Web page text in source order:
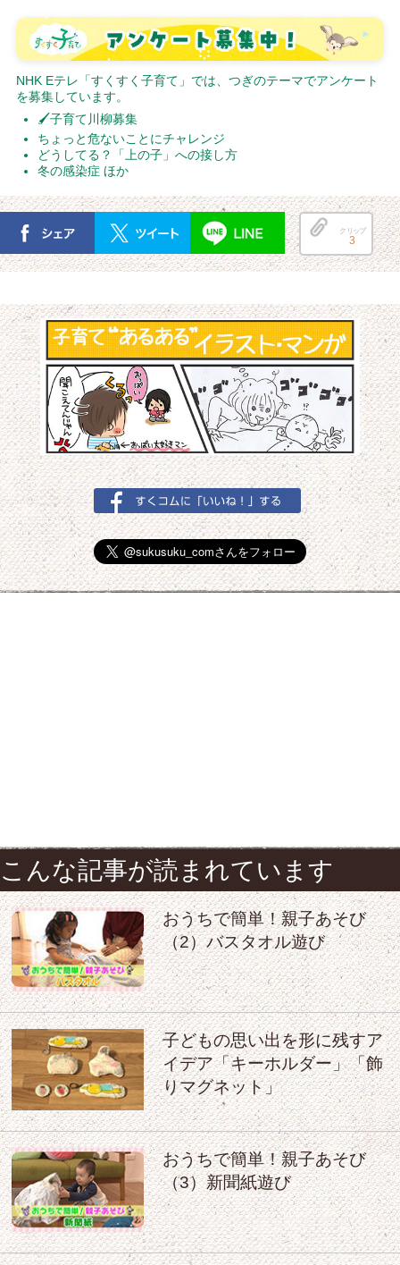
NHK Eテレ「すくすく子育て」では、つぎのテーマでアンケート
を募集しています。
🖌子育て川柳募集
ちょっと危ないことにチャレンジ
どうしてる？「上の子」への接し方
冬の感染症 ほか
クリップ
3
こんな記事が読まれています
おうちで簡単！親子あそび
（2）バスタオル遊び
子どもの思い出を形に残すア
イデア「キーホルダー」「飾
りマグネット」
おうちで簡単！親子あそび
（3）新聞紙遊び